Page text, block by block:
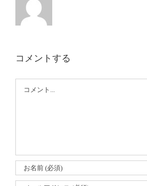
コメントする
Comment